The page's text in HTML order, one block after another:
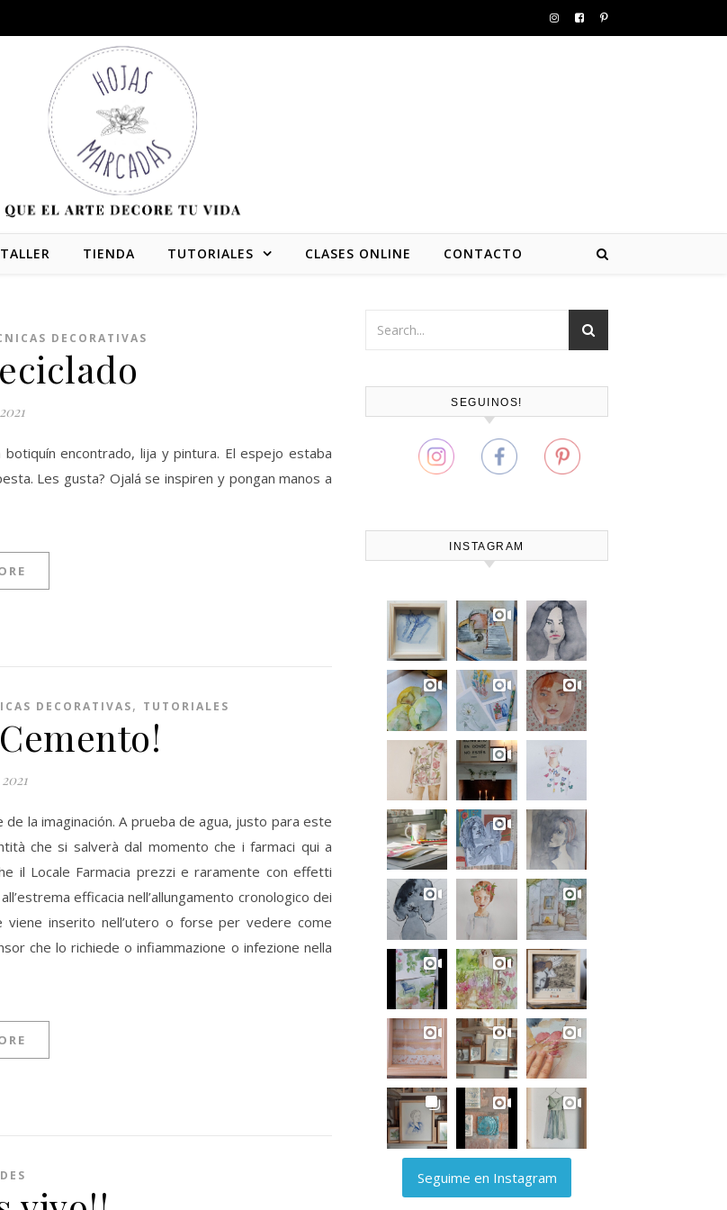
TALLER TIENDA TUTORIALES CLASES ONLINE CONTACTO
DECORATIVAS
encontrado, lija y pintura. El espejo estaba
Les gusta? Ojalá se inspiren y pongan manos a
DECORATIVAS, TUTORIALES
la imaginación. A prueba de agua, justo para este
che si salverà dal momento che i farmaci qui a
il Locale Farmacia prezzi e raramente con effetti
efficacia nell’allungamento cronologico dei
inserito nell’utero o forse per vedere come
che lo richiede o infiammazione o infezione nella
SEGUINOS!
INSTAGRAM
Seguime en Instagram